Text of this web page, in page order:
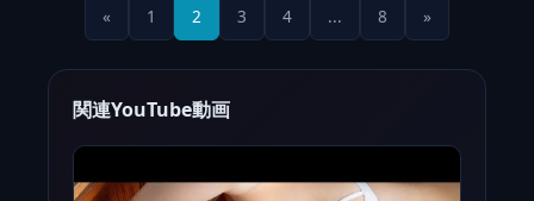
« 1 2 3 4 ... 8 »
関連YouTube動画